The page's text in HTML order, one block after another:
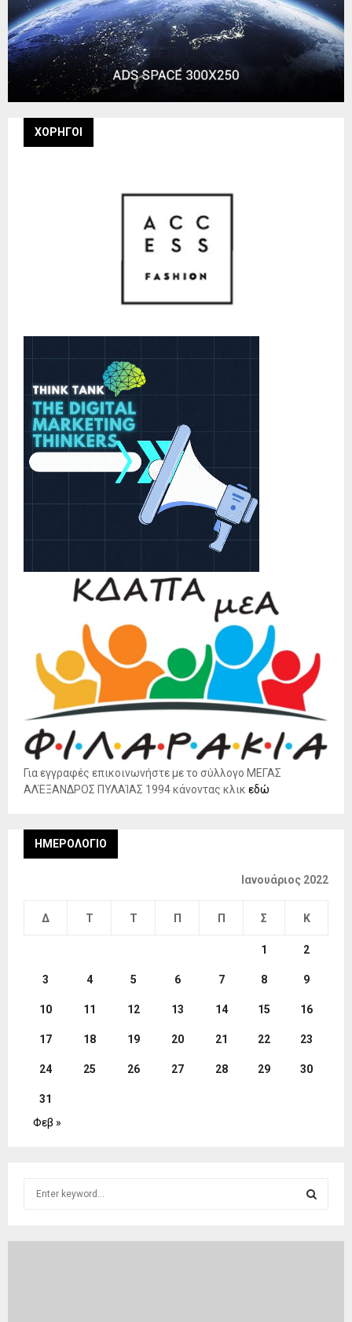
ΧΟΡΗΓΟΙ
Για εγγραφές επικοινωνήστε με το σύλλογο ΜΕΓΑΣ
ΑΛΈΞΑΝΔΡΟΣ ΠΥΛΑΊΑΣ 1994 κάνοντας κλικ εδώ
ΗΜΕΡΟΛΌΓΙΟ
Ιανουάριος 2022
Δ Τ Τ Π Π Σ Κ
1 2
3 4 5 6 7 8 9
10 11 12 13 14 15 16
17 18 19 20 21 22 23
24 25 26 27 28 29 30
31
Φεβ »